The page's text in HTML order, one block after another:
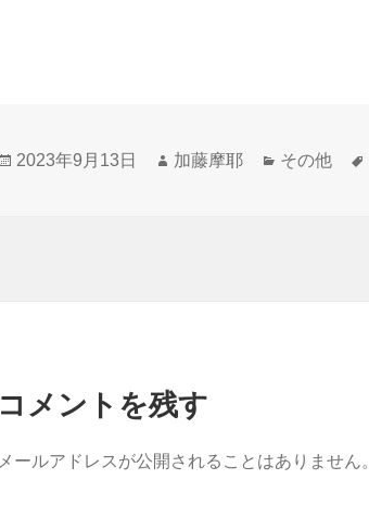
投
2023年9月13日
作
加藤摩耶
カ
その他
コメントを残す
メールアドレスが公開されることはありません。